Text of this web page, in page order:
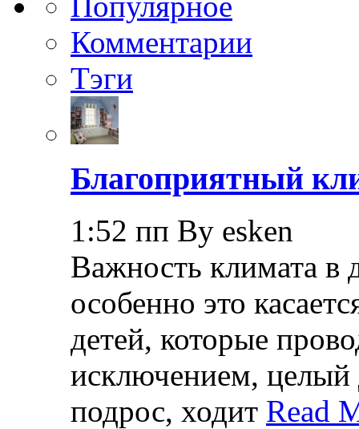
Комментарии
Тэги
Благоприятный
1:52 пп By esken
Важность климата в
особенно это
детей, которые
исключением, целый
подрос, ходит Read